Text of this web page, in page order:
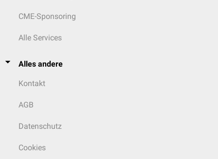
CME-Sponsoring
Alle Services
Alles andere
Kontakt
AGB
Datenschutz
Cookies